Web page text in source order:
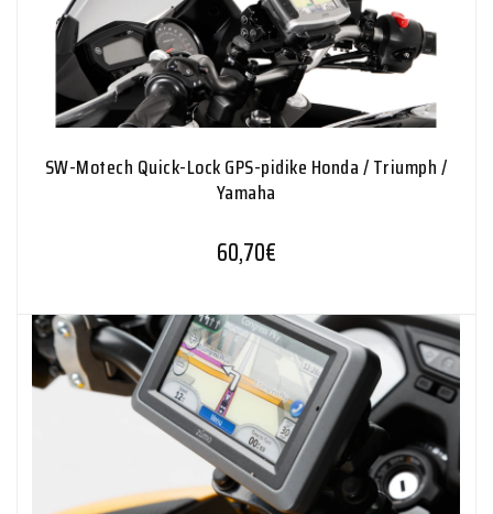
SW-Motech Quick-Lock GPS-pidike Honda / Triumph /
Yamaha
60,70€